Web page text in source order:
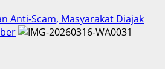
Anti-Scam, Masyarakat Diajak